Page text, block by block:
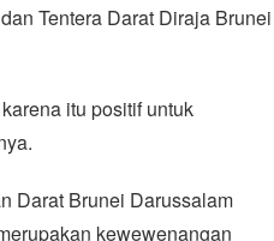
Tentera Darat Diraja Brunei
itu positif untuk
Darat Brunei Darussalam
kewewenangan